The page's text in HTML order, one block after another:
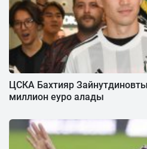
ЦСКА Бахтияр
миллион еуро алады